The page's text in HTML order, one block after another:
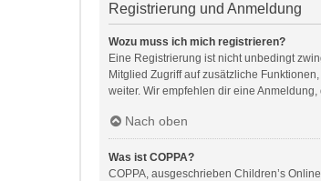
Registrierung und Anmeldung
Wozu muss ich mich registrieren?
Eine Registrierung ist nicht unbedingt
Mitglied Zugriff auf zusätzliche
weiter. Wir empfehlen dir eine
Nach oben
Was ist COPPA?
COPPA, ausgeschrieben Children’s